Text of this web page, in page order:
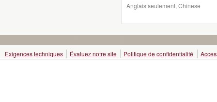
Anglais seulement, Chinese
Exigences techniques Évaluez notre site Politique de confidentialité